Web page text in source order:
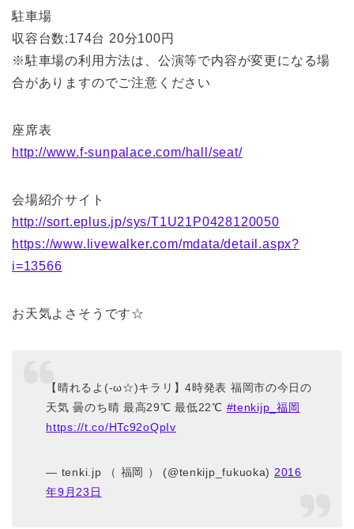
駐車場
収容台数:174台 20分100円
※駐車場の利用方法は、公演等で内容が変更になる場
合がありますのでご注意ください
座席表
http://www.f-sunpalace.com/hall/seat/
会場紹介サイト
http://sort.eplus.jp/sys/T1U21P0428120050
https://www.livewalker.com/mdata/detail.aspx?
i=13566
お天気よさそうです☆
【晴れるよ(-ω☆)キラリ】4時発表 福岡市の今日の
天気 曇のち晴 最高29℃ 最低22℃ #tenkijp_福岡
https://t.co/HTc92oQpIv
— tenki.jp （ 福岡 ） (@tenkijp_fukuoka) 2016
年9月23日